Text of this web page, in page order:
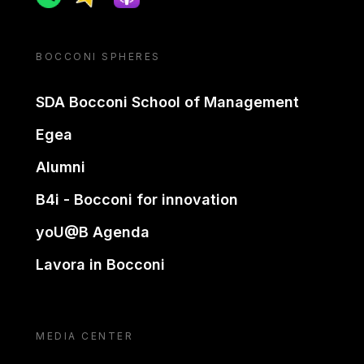
BOCCONI SPHERES
SDA Bocconi School of Management
Egea
Alumni
B4i - Bocconi for innovation
yoU@B Agenda
Lavora in Bocconi
MEDIA CENTER